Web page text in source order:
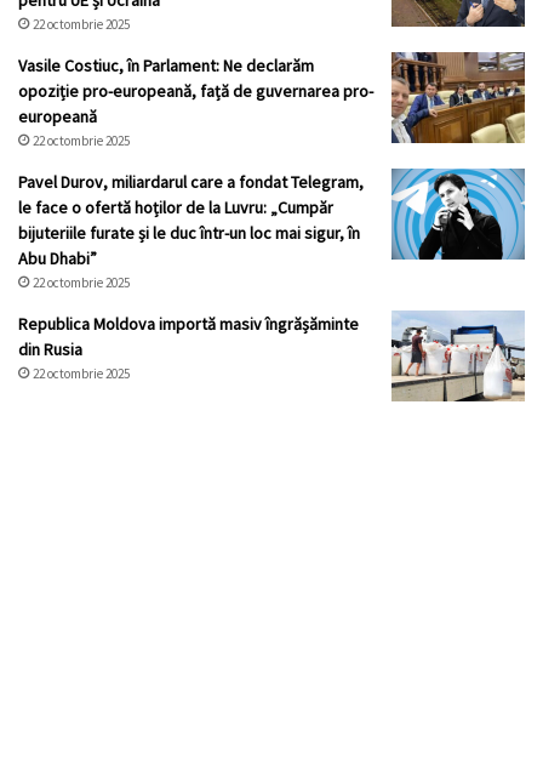
22 octombrie 2025
Vasile Costiuc, în Parlament: Ne declarăm
opoziție pro-europeană, față de guvernarea pro-
europeană
22 octombrie 2025
Pavel Durov, miliardarul care a fondat Telegram,
le face o ofertă hoților de la Luvru: „Cumpăr
bijuteriile furate și le duc într-un loc mai sigur, în
Abu Dhabi”
22 octombrie 2025
Republica Moldova importă masiv îngrășăminte
din Rusia
22 octombrie 2025